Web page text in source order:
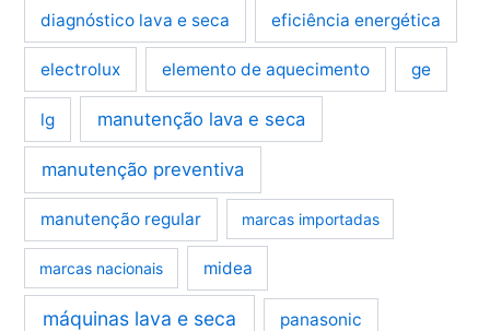
diagnóstico lava e seca eficiência energética
electrolux elemento de aquecimento ge
lg manutenção lava e seca
manutenção preventiva
manutenção regular marcas importadas
marcas nacionais midea
máquinas lava e seca panasonic